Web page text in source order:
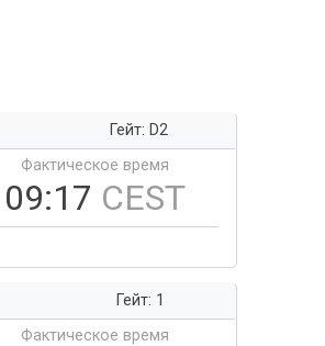
Гейт: D2
Фактическое время
09:17 CEST
Гейт: 1
Фактическое время